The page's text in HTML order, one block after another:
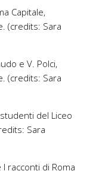
Capitale,
(credits: Sara
e V. Polci,
(credits: Sara
del Liceo
Sara
I racconti di Roma